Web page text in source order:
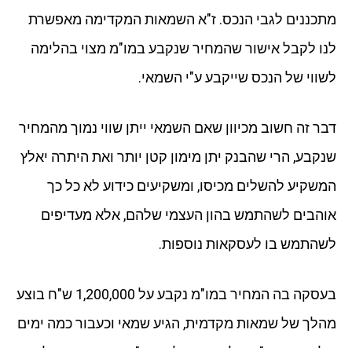
מתכננים לגבי הנכס. ז"א השמאות המקדימה מאפשרת
לנו לקבל אישור שהמחיר שנקבע במו"מ מצוי בהלימה
לשווי של הנכס שייקבע ע"י השמאי.
דבר זה חשוב מכיוון שאם השמאי ייתן שווי נמוך מהמחיר
שנקבע, הרי שהבנק יתן מימון קטן יותר ואת היתרה יאלץ
המשקיע להשלים מכיסו, ומשקיעים כידוע לא כל כך
אוהבים לשהתמש בהון העצמי שלהם, אלא מעדיפים
לשהתמש בו לעסקאות נוספות.
בעסקה בה המחיר במו"מ נקבע על 1,200,000 ש"ח בוצע
מהלך של שמאות מקדמית, הגיע שמאי וכעבור כמה ימים